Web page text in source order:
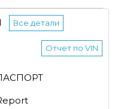
Все детали
Отчет по VIN